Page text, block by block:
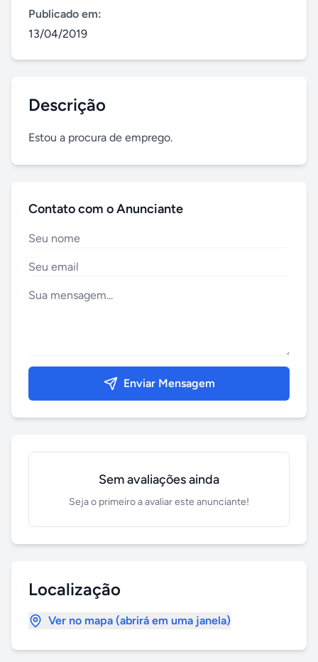
Publicado em:
13/04/2019
Descrição
Estou a procura de emprego.
Contato com o Anunciante
Enviar Mensagem
Sem avaliações ainda
Seja o primeiro a avaliar este anunciante!
Localização
Ver no mapa (abrirá em uma janela)